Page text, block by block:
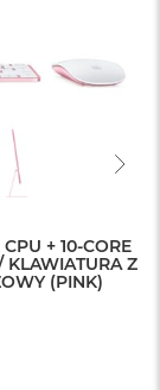
+ 10-CORE
KLAWIATURA Z
(PINK)